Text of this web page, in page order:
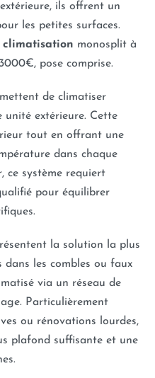
ils offrent un
les petites surfaces.
climatisation monosplit à
pose comprise.
de climatiser
unité extérieure. Cette
tout en offrant une
dans chaque
ce système requiert
pour équilibrer
la solution la plus
les combles ou faux
via un réseau de
Particulièrement
ou rénovations lourdes,
plafond suffisante et une